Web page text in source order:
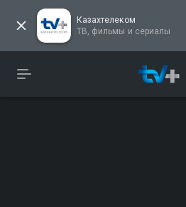
Казахтелеком
ТВ, фильмы и сериалы